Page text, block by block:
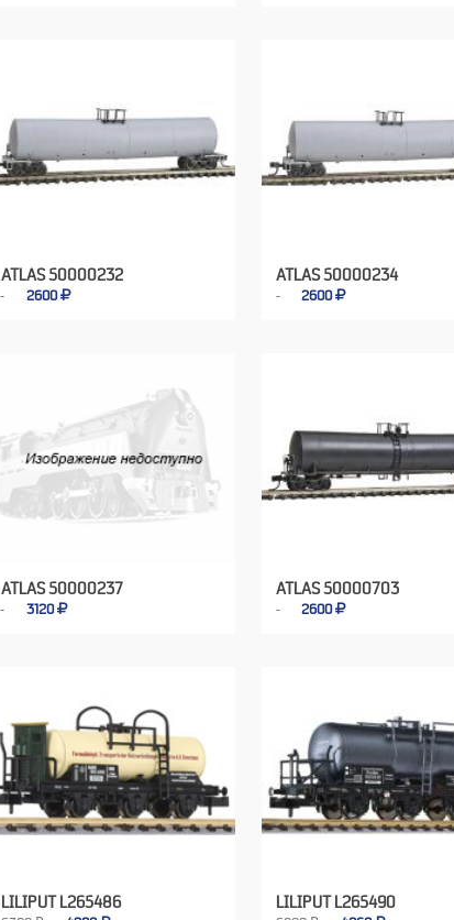
ATLAS 50000232
2600
ATLAS 50000234
2600
ATLAS 50000237
3120
ATLAS 50000703
2600
LILIPUT L265486 LILIPUT L265490